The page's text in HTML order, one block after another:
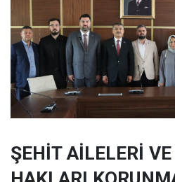
ŞEHİT AİLELERİ